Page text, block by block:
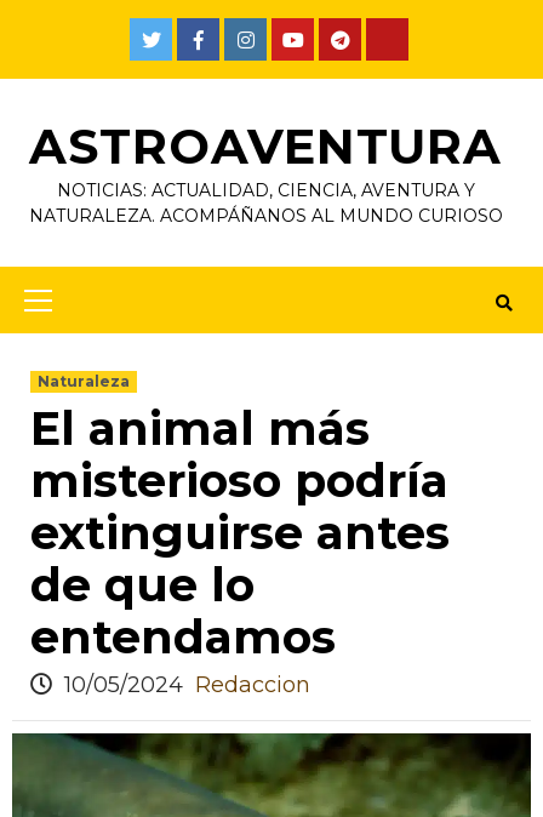
ASTROAVENTURA
NOTICIAS: ACTUALIDAD, CIENCIA, AVENTURA Y
NATURALEZA. ACOMPÁÑANOS AL MUNDO CURIOSO
Naturaleza
El animal más
misterioso podría
extinguirse antes
de que lo
entendamos
10/05/2024 Redaccion